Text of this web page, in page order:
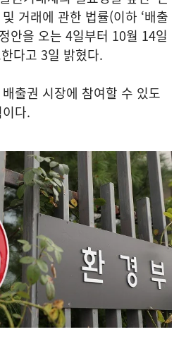
거래에 관한 법률(이하 ‘배출
안을 오는 4일부터 10월 14일
다고 3일 밝혔다.
출권 시장에 참여할 수 있도
다.